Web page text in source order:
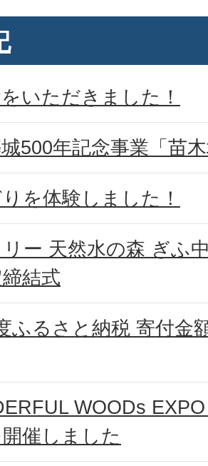
いただきました！
500年記念事業「苗
を体験しました！
リー 天然水の森 ぎふ
結式
ふるさと納税 寄付金
WOODs
催しました